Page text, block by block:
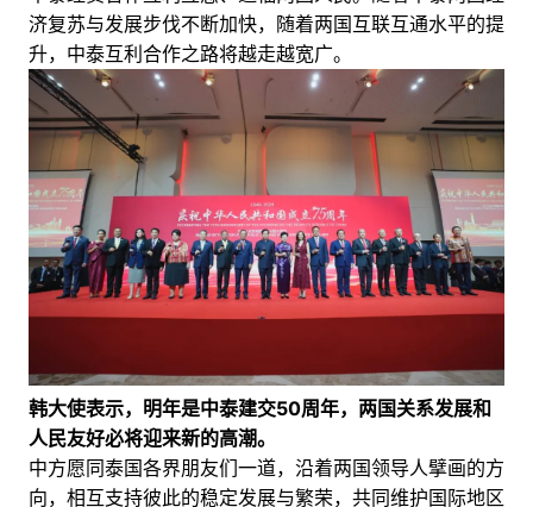
济复苏与发展步伐不断加快，随着两国互联互通水平的提
升，中泰互利合作之路将越走越宽广。
韩大使表示，明年是中泰建交50周年，两国关系发展和
人民友好必将迎来新的高潮。
中方愿同泰国各界朋友们一道，沿着两国领导人擘画的方
向，相互支持彼此的稳定发展与繁荣，共同维护国际地区